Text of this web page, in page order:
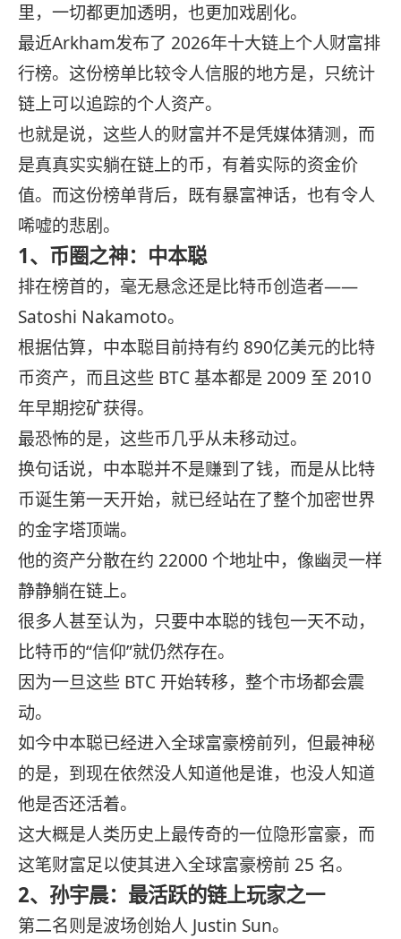
里，一切都更加透明，也更加戏剧化。
最近Arkham发布了 2026年十大链上个人财富排
行榜。这份榜单比较令人信服的地方是，只统计
链上可以追踪的个人资产。
也就是说，这些人的财富并不是凭媒体猜测，而
是真真实实躺在链上的币，有着实际的资金价
值。而这份榜单背后，既有暴富神话，也有令人
唏嘘的悲剧。
1、币圈之神：中本聪
排在榜首的，毫无悬念还是比特币创造者——
Satoshi Nakamoto。
根据估算，中本聪目前持有约 890亿美元的比特
币资产，而且这些 BTC 基本都是 2009 至 2010
年早期挖矿获得。
最恐怖的是，这些币几乎从未移动过。
换句话说，中本聪并不是赚到了钱，而是从比特
币诞生第一天开始，就已经站在了整个加密世界
的金字塔顶端。
他的资产分散在约 22000 个地址中，像幽灵一样
静静躺在链上。
很多人甚至认为，只要中本聪的钱包一天不动，
比特币的“信仰”就仍然存在。
因为一旦这些 BTC 开始转移，整个市场都会震
动。
如今中本聪已经进入全球富豪榜前列，但最神秘
的是，到现在依然没人知道他是谁，也没人知道
他是否还活着。
这大概是人类历史上最传奇的一位隐形富豪，而
这笔财富足以使其进入全球富豪榜前 25 名。
2、孙宇晨：最活跃的链上玩家之一
第二名则是波场创始人 Justin Sun。